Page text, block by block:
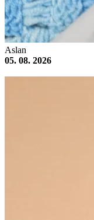
Aslan
05. 08. 2026